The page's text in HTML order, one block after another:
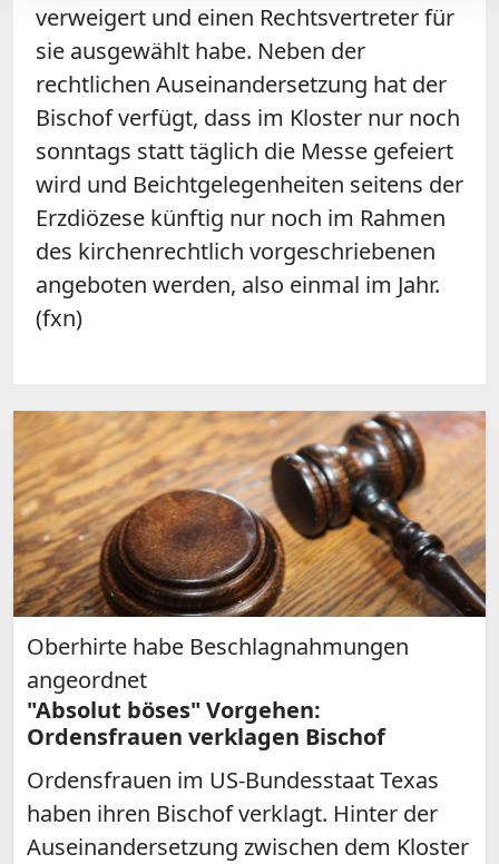
verweigert und einen Rechtsvertreter für
sie ausgewählt habe. Neben der
rechtlichen Auseinandersetzung hat der
Bischof verfügt, dass im Kloster nur noch
sonntags statt täglich die Messe gefeiert
wird und Beichtgelegenheiten seitens der
Erzdiözese künftig nur noch im Rahmen
des kirchenrechtlich vorgeschriebenen
angeboten werden, also einmal im Jahr.
(fxn)
Oberhirte habe Beschlagnahmungen
angeordnet
"Absolut böses" Vorgehen:
Ordensfrauen verklagen Bischof
Ordensfrauen im US-Bundesstaat Texas
haben ihren Bischof verklagt. Hinter der
Auseinandersetzung zwischen dem Kloster